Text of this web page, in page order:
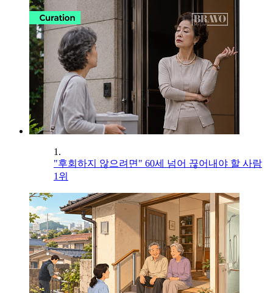
1.
"후회하지 않으려면" 60세 넘어 끊어내야 할 사람
1위